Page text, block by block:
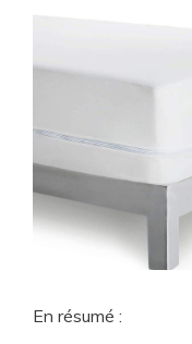
En résumé :